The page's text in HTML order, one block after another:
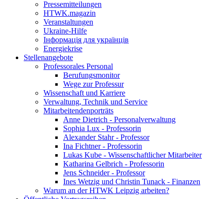
Pressemitteilungen
HTWK.magazin
Veranstaltungen
Ukraine-Hilfe
Інформація для українців
Energiekrise
Stellenangebote
Professorales Personal
Berufungsmonitor
Wege zur Professur
Wissenschaft und Karriere
Verwaltung, Technik und Service
Mitarbeitendenporträts
Anne Dietrich - Personalverwaltung
Sophia Lux - Professorin
Alexander Stahr - Professor
Ina Fichtner - Professorin
Lukas Kube - Wissenschaftlicher Mitarbeiter
Katharina Gelbrich - Professorin
Jens Schneider - Professor
Ines Wetzig und Christin Tunack - Finanzen
Warum an der HTWK Leipzig arbeiten?